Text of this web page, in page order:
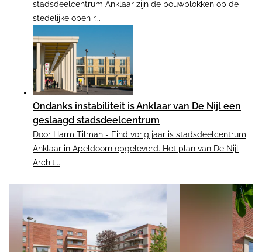
stadsdeelcentrum Anklaar zijn de bouwblokken op de
stedelijke open r...
Ondanks instabiliteit is Anklaar van De Nijl een
geslaagd stadsdeelcentrum
Door Harm Tilman - Eind vorig jaar is stadsdeelcentrum
Anklaar in Apeldoorn opgeleverd. Het plan van De Nijl
Archit...